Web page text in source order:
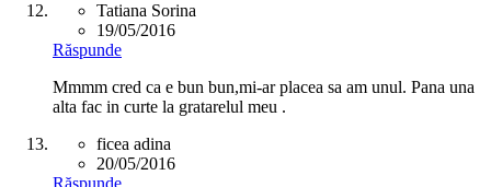
Tatiana Sorina
19/05/2016
Răspunde
Mmmm cred ca e bun bun,mi-ar placea sa am unul. Pana una
alta fac in curte la gratarelul meu .
ficea adina
20/05/2016
Răspunde